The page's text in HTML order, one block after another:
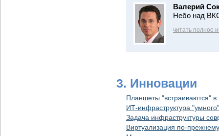
Валерий
Небо над
читать полное
3. Инновации
Планшеты "встраиваются"
ИТ-инфраструктура
Задача инфраструктуры
Виртуализация по-